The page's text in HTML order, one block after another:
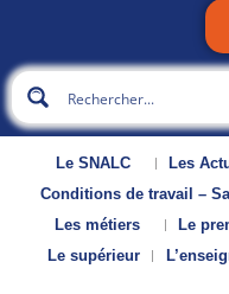
Le SNALC Les
Conditions de travail –
Les métiers
Le
Le supérieur